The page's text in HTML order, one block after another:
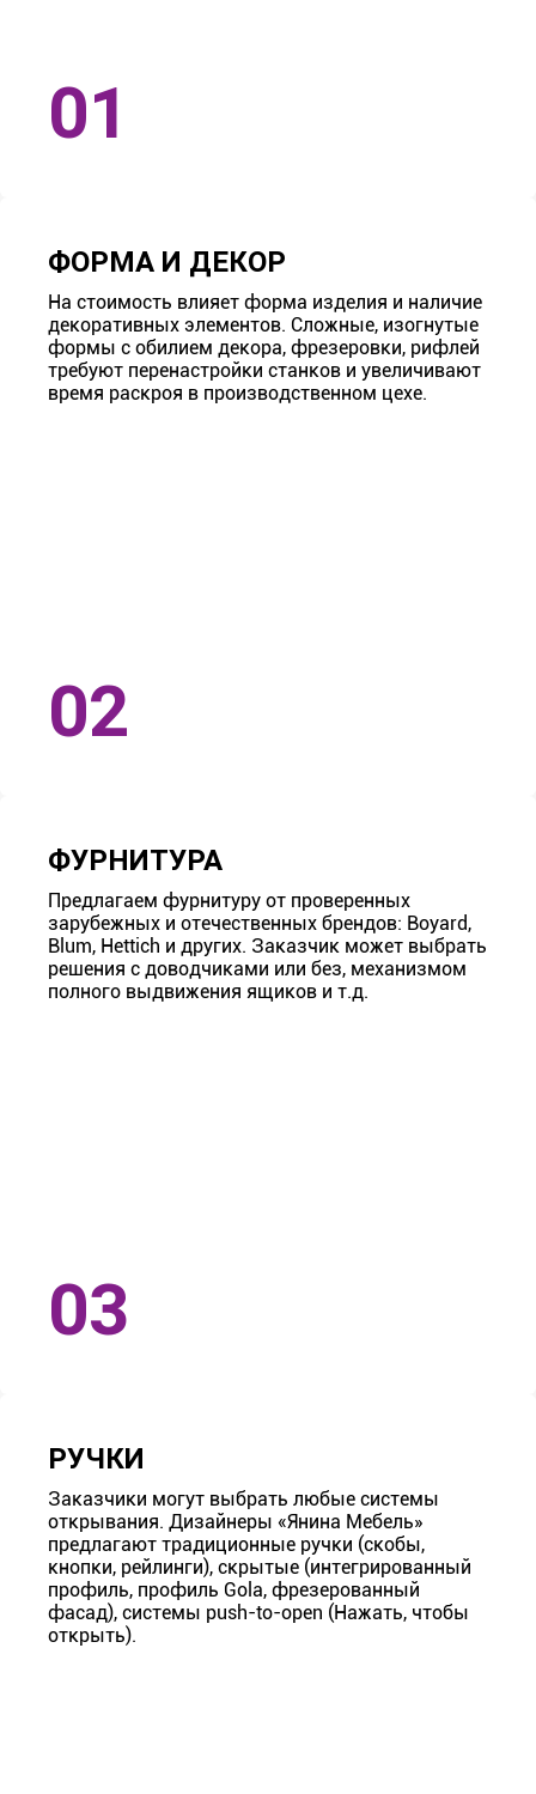
ФОРМА И ДЕКОР
На стоимость влияет форма изделия и наличие
декоративных элементов. Сложные, изогнутые
формы с обилием декора, фрезеровки, рифлей
требуют перенастройки станков и увеличивают
время раскроя в производственном цехе.
ФУРНИТУРА
Предлагаем фурнитуру от проверенных
зарубежных и отечественных брендов: Boyard,
Blum, Hettich и других. Заказчик может выбрать
решения с доводчиками или без, механизмом
полного выдвижения ящиков и т.д.
РУЧКИ
Заказчики могут выбрать любые системы
открывания. Дизайнеры «Янина Мебель»
предлагают традиционные ручки (скобы,
кнопки, рейлинги), скрытые (интегрированный
профиль, профиль Gola, фрезерованный
фасад), системы push-to-open (Нажать, чтобы
открыть).